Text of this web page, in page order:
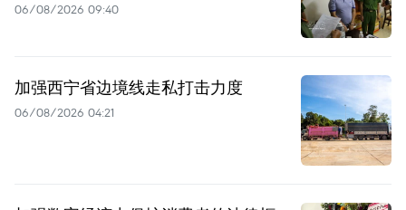
06/08/2026 09:40
加强西宁省边境线走私打击力度
06/08/2026 04:21